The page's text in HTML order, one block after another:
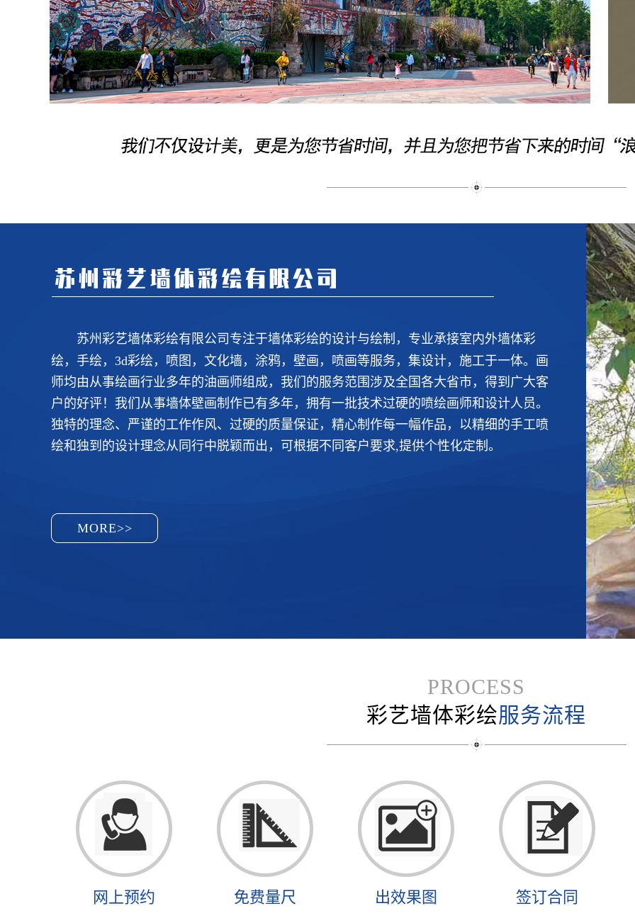
苏州彩艺墙体彩绘有限公司专注于墙体彩绘的设计与绘制，专业承接室内外墙体彩
绘，手绘，3d彩绘，喷图，文化墙，涂鸦，壁画，喷画等服务，集设计，施工于一体。画
师均由从事绘画行业多年的油画师组成，我们的服务范围涉及全国各大省市，得到广大客
户的好评！我们从事墙体壁画制作已有多年，拥有一批技术过硬的喷绘画师和设计人员。
独特的理念、严谨的工作作风、过硬的质量保证，精心制作每一幅作品，以精细的手工喷
绘和独到的设计理念从同行中脱颖而出，可根据不同客户要求,提供个性化定制。
MORE>>
PROCESS
彩艺墙体彩绘服务流程
网上预约 免费量尺 出效果图 签订合同